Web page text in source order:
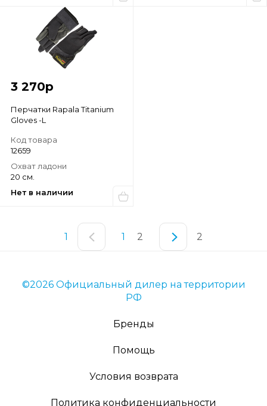
3 270р
Перчатки Rapala Titanium
Gloves -L
Код товара
12659
Охват ладони
20 см.
Нет в наличии
1 1 2 2
©2026 Официальный дилер на территории
РФ
Бренды
Помощь
Условия возврата
Политика конфиденциальности